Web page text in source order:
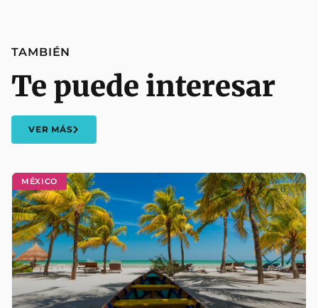
MÉXICO
TAMBIÉN
Te puede interesar
VER MÁS